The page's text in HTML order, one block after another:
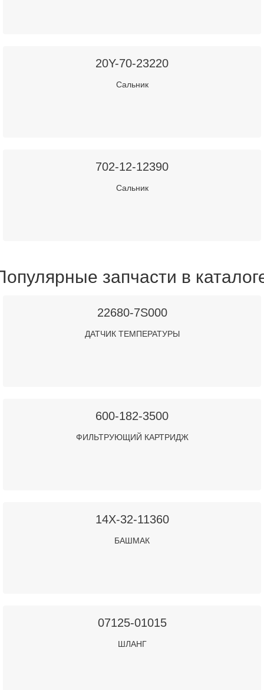
20Y-70-23220
Сальник
702-12-12390
Сальник
запчасти в
22680-7S000
ДАТЧИК ТЕМПЕРАТУРЫ
600-182-3500
ФИЛЬТРУЮЩИЙ КАРТРИДЖ
14X-32-11360
БАШМАК
07125-01015
ШЛАНГ